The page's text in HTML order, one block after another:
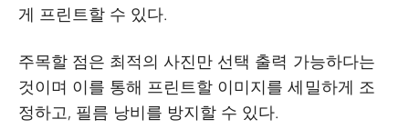
게 프린트할 수 있다.
주목할 점은 최적의 사진만 선택 출력 가능하다는
것이며 이를 통해 프린트할 이미지를 세밀하게 조
정하고, 필름 낭비를 방지할 수 있다.